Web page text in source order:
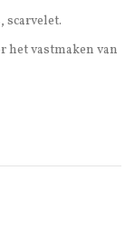
scarvelet.
het vastmaken van